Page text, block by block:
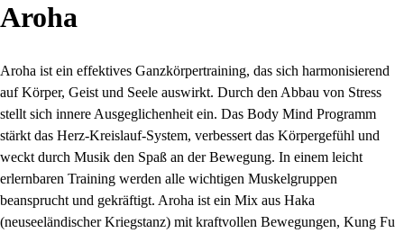
Aroha
Aroha ist ein effektives Ganzkörpertraining, das sich harmonisierend
auf Körper, Geist und Seele auswirkt. Durch den Abbau von Stress
stellt sich innere Ausgeglichenheit ein. Das Body Mind Programm
stärkt das Herz-Kreislauf-System, verbessert das Körpergefühl und
weckt durch Musik den Spaß an der Bewegung. In einem leicht
erlernbaren Training werden alle wichtigen Muskelgruppen
beansprucht und gekräftigt. Aroha ist ein Mix aus Haka
(neuseeländischer Kriegstanz) mit kraftvollen Bewegungen, Kung Fu